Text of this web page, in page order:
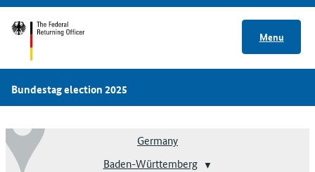
Menu
Bundestag election 2025
Germany
Baden-Württemberg